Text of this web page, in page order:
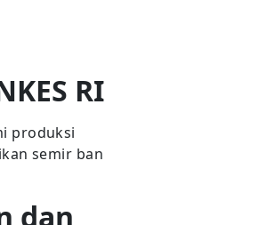
RI
produksi
semir ban
dan